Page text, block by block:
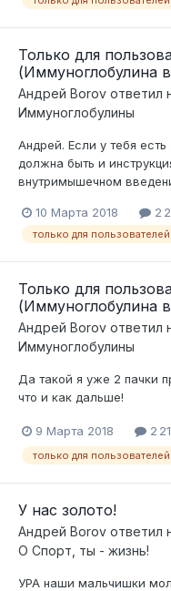
Только для
(Иммуноглобулина
Андрей Borov ответил
Иммуноглобулины
Андрей. Если у тебя
должна быть и
внутримышечном
10 Марта 2018 2
только для пользователей
Только для
(Иммуноглобулина
Андрей Borov ответил
Иммуноглобулины
Да такой я уже 2 пачки
что и как дальше!
9 Марта 2018 2
только для пользователей
У нас золото!
Андрей Borov ответил
О Спорт, ты - жизнь!
УРА наши мальчишки